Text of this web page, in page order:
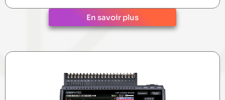
En savoir plus